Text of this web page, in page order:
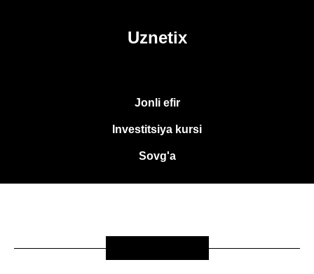
Uznetix
Jonli efir
Investitsiya kursi
Sovg'a